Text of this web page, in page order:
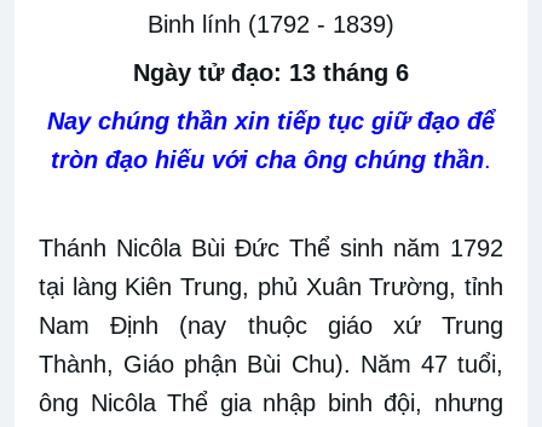
Binh lính (1792 - 1839)
Ngày tử đạo: 13 tháng 6
Nay chúng thần xin tiếp tục giữ đạo để
tròn đạo hiếu với cha ông chúng thần.
Thánh Nicôla Bùi Đức Thể sinh năm 1792
tại làng Kiên Trung, phủ Xuân Trường, tỉnh
Nam Định (nay thuộc giáo xứ Trung
Thành, Giáo phận Bùi Chu). Năm 47 tuổi,
ông Nicôla Thể gia nhập binh đội, nhưng